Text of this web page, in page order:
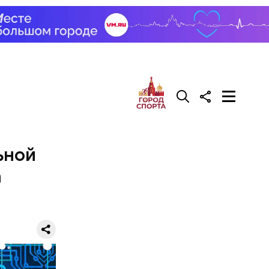
на